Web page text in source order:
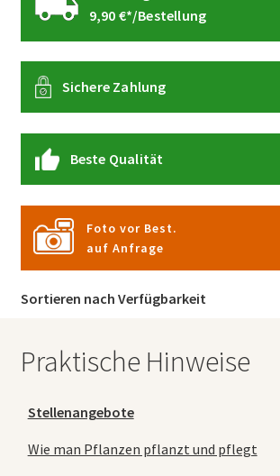
9,90 €*/Bestellung
Sichere Zahlung
Beste Qualität
Foto vor Best.
auf Anfrage
Sortieren nach Verfügbarkeit
Praktische Hinweise
Stellenangebote
Wie man Pflanzen pflanzt und pflegt